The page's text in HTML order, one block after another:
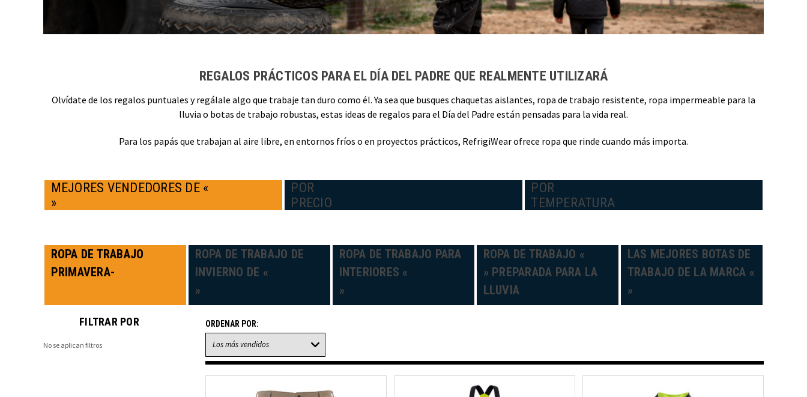
REGALOS PRÁCTICOS PARA EL DÍA DEL PADRE QUE REALMENTE UTILIZARÁ
Olvídate de los regalos puntuales y regálale algo que trabaje tan duro como él. Ya sea que busques chaquetas aislantes, ropa de trabajo resistente, ropa impermeable para la
lluvia o botas de trabajo robustas, estas ideas de regalos para el Día del Padre están pensadas para la vida real.
Para los papás que trabajan al aire libre, en entornos fríos o en proyectos prácticos, RefrigiWear ofrece ropa que rinde cuando más importa.
MEJORES VENDEDORES DE «
»
POR
PRECIO
POR
TEMPERATURA
ROPA DE TRABAJO
PRIMAVERA-
ROPA DE TRABAJO DE
INVIERNO DE «
»
ROPA DE TRABAJO PARA
INTERIORES «
»
ROPA DE TRABAJO «
» PREPARADA PARA LA
LLUVIA
LAS MEJORES BOTAS DE
TRABAJO DE LA MARCA «
»
FILTRAR POR
No se aplican filtros
ORDENAR POR: